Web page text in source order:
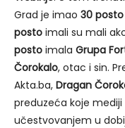
Grad je imao 30
posto imali su mali
posto imala Grupa
Čorokalo, otac i sin.
Akta.ba, Dragan
preduzeća koje
učestvovanjem u